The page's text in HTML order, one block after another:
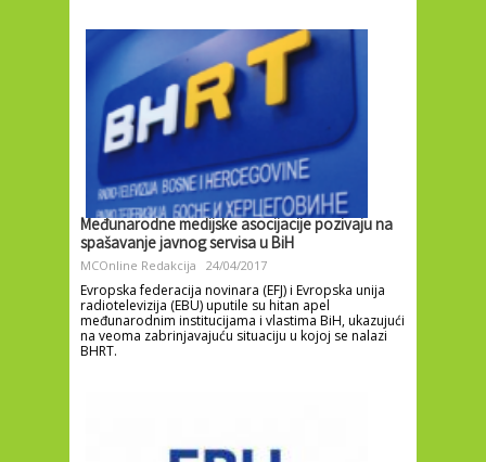
Međunarodne medijske asocijacije pozivaju na
spašavanje javnog servisa u BiH
MCOnline Redakcija 24/04/2017
Evropska federacija novinara (EFJ) i Evropska unija
radiotelevizija (EBU) uputile su hitan apel
međunarodnim institucijama i vlastima BiH, ukazujući
na veoma zabrinjavajuću situaciju u kojoj se nalazi
BHRT.